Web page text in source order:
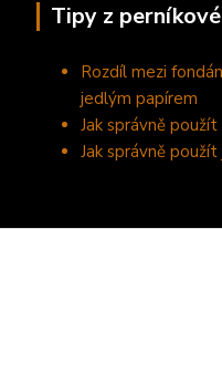
Tipy z
Rozdíl mezi
jedlým papírem
Jak správně
Jak správně